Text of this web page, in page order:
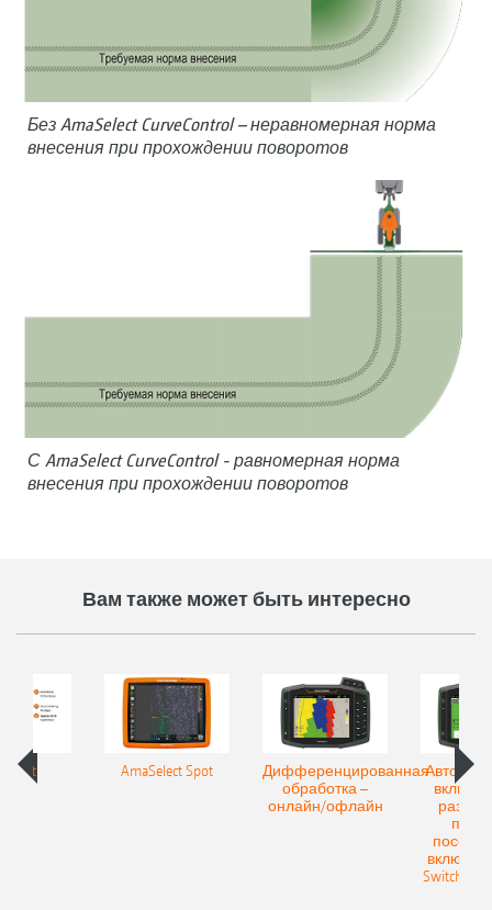
Без AmaSelect CurveControl – неравномерная норма
внесения при прохождении поворотов
С AmaSelect CurveControl - равномерная норма
внесения при прохождении поворотов
Вам также может быть интересно
AmaSelect Spot
Дифференцированная
обработка –
онлайн/офлайн
Switch